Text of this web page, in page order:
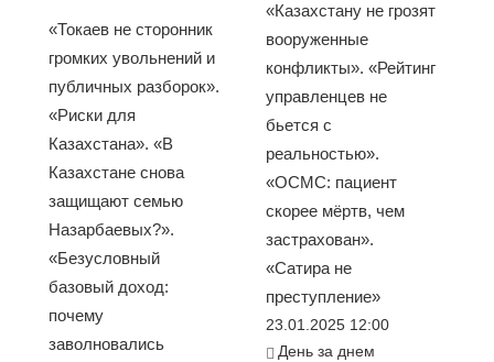
«Токаев не сторонник
громких увольнений и
публичных разборок».
«Риски для
Казахстана». «В
Казахстане снова
защищают семью
Назарбаевых?».
«Безусловный
базовый доход:
почему
заволновались
«Казахстану не грозят
вооруженные
конфликты». «Рейтинг
управленцев не
бьется с
реальностью».
«ОСМС: пациент
скорее мёртв, чем
застрахован».
«Сатира не
преступление»
23.01.2025 12:00
День за днем